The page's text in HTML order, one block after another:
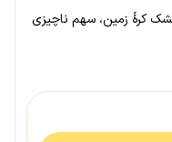
کرهٔ زمین، سهم ناچیزی